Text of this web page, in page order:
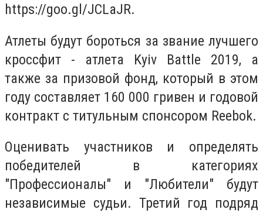
https://goo.gl/JCLaJR.
Атлеты будут бороться за звание лучшего
кроссфит - атлета Kyiv Battle 2019, а
также за призовой фонд, который в этом
году составляет 160 000 гривен и годовой
контракт с титульным спонсором Reebok.
Оценивать участников и определять
победителей в категориях
"Профессионалы" и "Любители" будут
независимые судьи. Третий год подряд